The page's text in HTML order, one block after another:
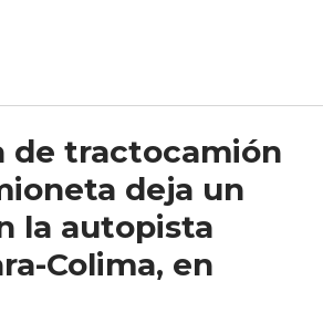
de tractocamión
deja un
la autopista
Colima, en